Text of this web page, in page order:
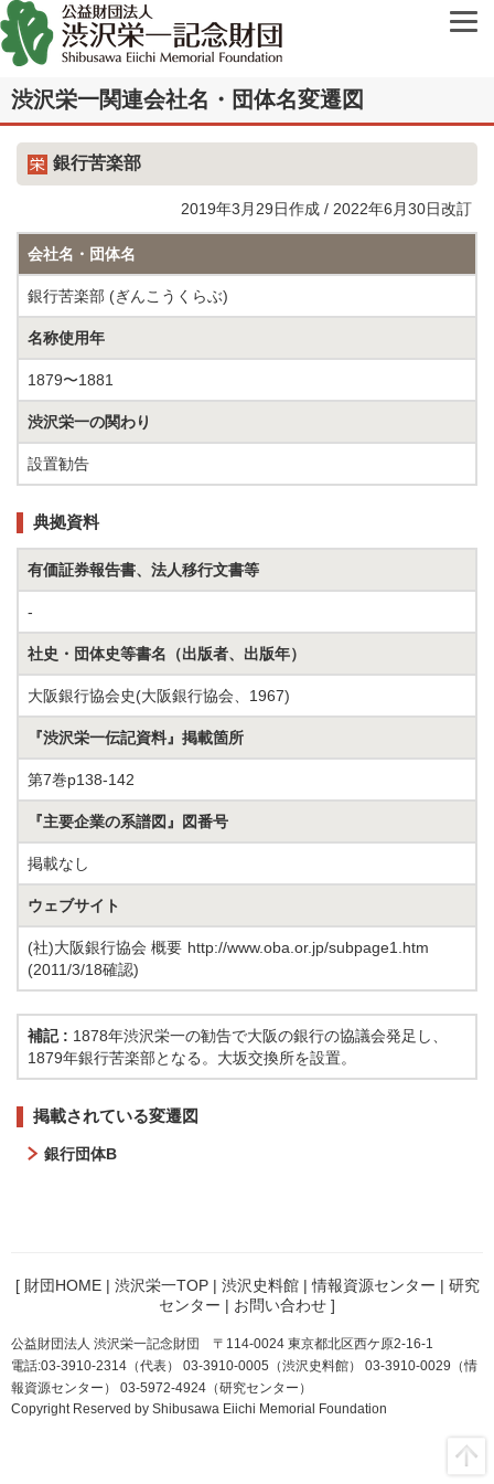
渋沢栄一関連会社名・団体名変遷図
銀行苦楽部
2019年3月29日作成 / 2022年6月30日改訂
会社名・団体名
銀行苦楽部 (ぎんこうくらぶ)
名称使用年
1879〜1881
渋沢栄一の関わり
設置勧告
典拠資料
有価証券報告書、法人移行文書等
-
社史・団体史等書名（出版者、出版年）
大阪銀行協会史(大阪銀行協会、1967)
『渋沢栄一伝記資料』掲載箇所
第7巻p138-142
『主要企業の系譜図』図番号
掲載なし
ウェブサイト
(社)大阪銀行協会 概要 http://www.oba.or.jp/subpage1.htm
(2011/3/18確認)
補記 : 1878年渋沢栄一の勧告で大阪の銀行の協議会発足し、
1879年銀行苦楽部となる。大坂交換所を設置。
掲載されている変遷図
銀行団体B
[ 財団HOME| 渋沢栄一TOP| 渋沢史料館|情報資源センター | 研究
センター | お問い合わせ ]
公益財団法人 渋沢栄一記念財団 〒114-0024 東京都北区西ケ原2-16-1
電話:03-3910-2314（代表） 03-3910-0005（渋沢史料館） 03-3910-0029（情
報資源センター） 03-5972-4924（研究センター）
Copyright Reserved by Shibusawa Eiichi Memorial Foundation